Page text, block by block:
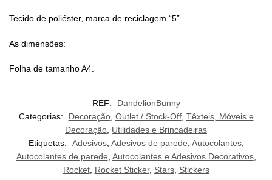
Tecido de poliéster, marca de reciclagem “5”.
As dimensões:
Folha de tamanho A4.
REF:
DandelionBunny
Categorias:
Decoração, Outlet / Stock-Off, Têxteis, Móveis e
Decoração Utilidades e Brincadeiras
Etiquetas:
Adesivos, Adesivos de parede Autocolantes,
Autocolantes de parede Autocolantes e Adesivos Decorativos,
Rocket, Rocket Sticker, Stars, Stickers